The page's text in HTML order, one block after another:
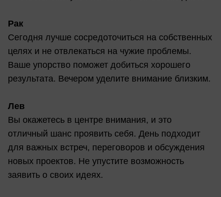
Рак
Сегодня лучше сосредоточиться на собственных
целях и не отвлекаться на чужие проблемы.
Ваше упорство поможет добиться хорошего
результата. Вечером уделите внимание близким.
Лев
Вы окажетесь в центре внимания, и это
отличный шанс проявить себя. День подходит
для важных встреч, переговоров и обсуждения
новых проектов. Не упустите возможность
заявить о своих идеях.